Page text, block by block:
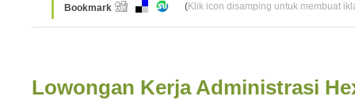
Bookmark
(Klik icon disamping untuk membuat
Lowongan Kerja Administrasi